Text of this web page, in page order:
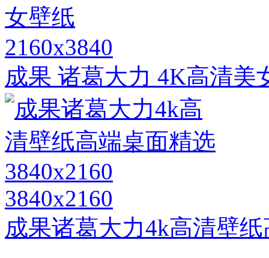
2160x3840
成果 诸葛大力 4K高清美
3840x2160
成果诸葛大力4k高清壁